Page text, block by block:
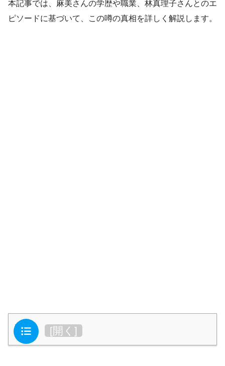
本記事では、麻美さんの学歴や職業、林真理子さんとのエ
ピソードに基づいて、この噂の真相を詳しく解説します。
目次 [開く ]